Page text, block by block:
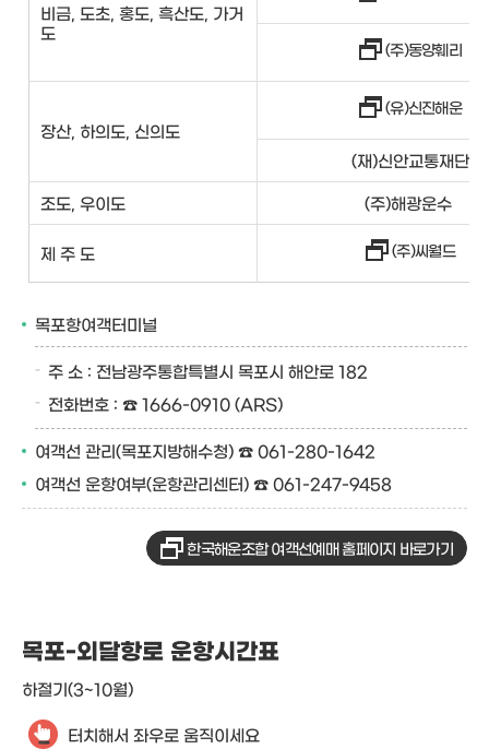
비금, 도초, 홍도, 흑산도, 가거
도
(주)동양훼리
장산, 하의도, 신의도
(유)신진해운
(재)신안교통재단
조도, 우이도 (주)해광운수
제 주 도 (주)씨월드
목포항여객터미널
주 소 : 전남광주통합특별시 목포시 해안로 182
전화번호 : ☎ 1666-0910 (ARS)
여객선 관리(목포지방해수청) ☎ 061-280-1642
여객선 운항여부(운항관리센터) ☎ 061-247-9458
한국해운조합 여객선예매 홈페이지 바로가기
목포-외달항로 운항시간표
하절기(3~10월)
터치해서 좌우로 움직이세요